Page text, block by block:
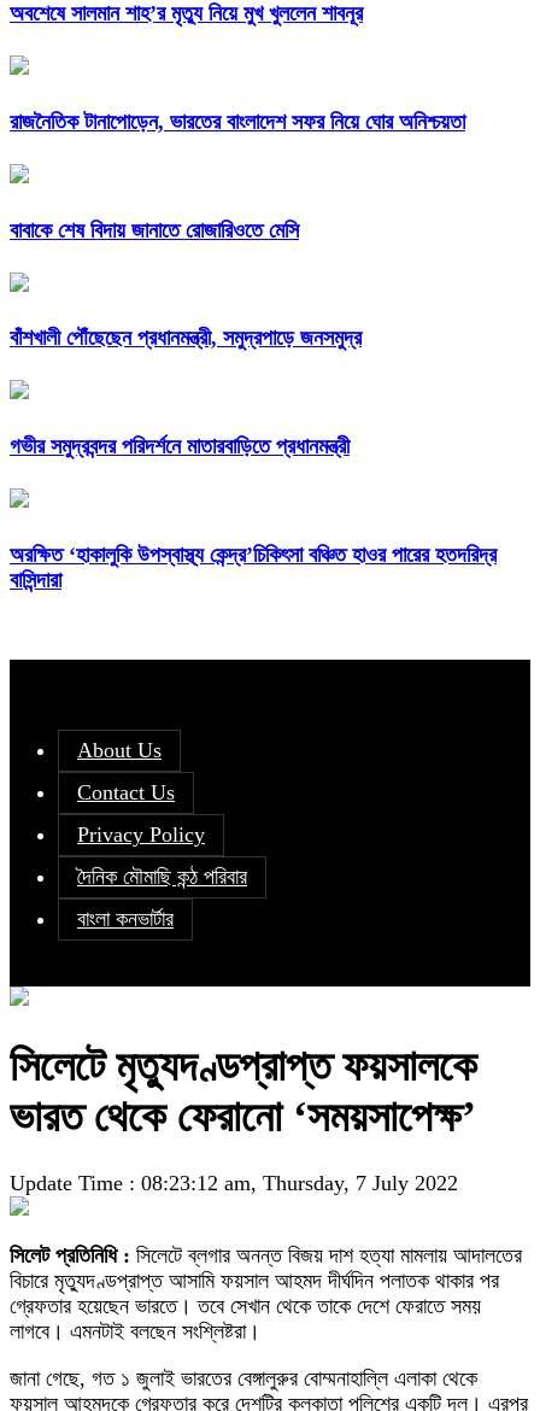
অবশেষে সালমান শাহ’র মৃত্যু নিয়ে মুখ খুললেন শাবনূর
রাজনৈতিক টানাপোড়েন, ভারতের বাংলাদেশ সফর নিয়ে ঘোর অনিশ্চয়তা
বাবাকে শেষ বিদায় জানাতে রোজারিওতে মেসি
বাঁশখালী পৌঁছেছেন প্রধানমন্ত্রী, সমুদ্রপাড়ে জনসমুদ্র
গভীর সমুদ্রবন্দর পরিদর্শনে মাতারবাড়িতে প্রধানমন্ত্রী
অরক্ষিত ‘হাকালুকি উপস্বাস্থ্য কেন্দ্র’চিকিৎসা বঞ্চিত হাওর পারের হতদরিদ্র
বাসিন্দারা
About Us
Contact Us
Privacy Policy
দৈনিক মৌমাছি কন্ঠ পরিবার
বাংলা কনভার্টার
সিলেটে মৃত্যুদণ্ডপ্রাপ্ত ফয়সালকে
ভারত থেকে ফেরানো ‘সময়সাপেক্ষ’
Update Time : 08:23:12 am, Thursday, 7 July 2022
সিলেট প্রতিনিধি : সিলেটে ব্লগার অনন্ত বিজয় দাশ হত্যা মামলায় আদালতের
বিচারে মৃত্যুদণ্ডপ্রাপ্ত আসামি ফয়সাল আহমদ দীর্ঘদিন পলাতক থাকার পর
গ্রেফতার হয়েছেন ভারতে। তবে সেখান থেকে তাকে দেশে ফেরাতে সময়
লাগবে। এমনটাই বলছেন সংশ্লিষ্টরা।
জানা গেছে, গত ১ জুলাই ভারতের বেঙ্গালুরুর বোম্মনাহাল্লি এলাকা থেকে
ফয়সাল আহমদকে গ্রেফতার করে দেশটির কলকাতা পুলিশের একটি দল। এরপর